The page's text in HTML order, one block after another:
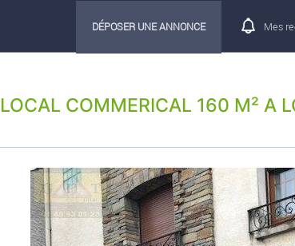
DÉPOSER UNE ANNONCE Mes
LOCAL COMMERICAL 160 M² A